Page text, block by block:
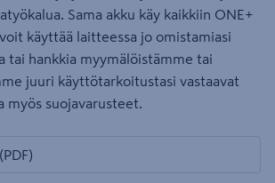
Sama akku käy kaikkiin ONE+
käyttää laitteessa jo omistamiasi
tai hankkia myymälöistämme tai
juuri käyttötarkoitustasi vastaavat
suojavarusteet.
(PDF)